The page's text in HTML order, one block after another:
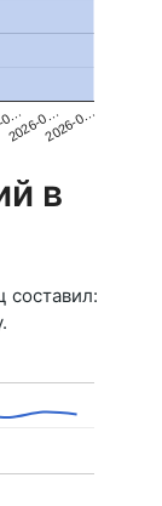
0…
2026-0…2026-0…
в
составил: